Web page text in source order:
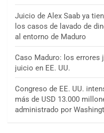
Juicio de Alex Saab ya
los casos de lavado de
al entorno de Maduro
Caso Maduro: los errores
juicio en EE. UU.
Congreso de EE. UU.
más de USD 13.000
administrado por